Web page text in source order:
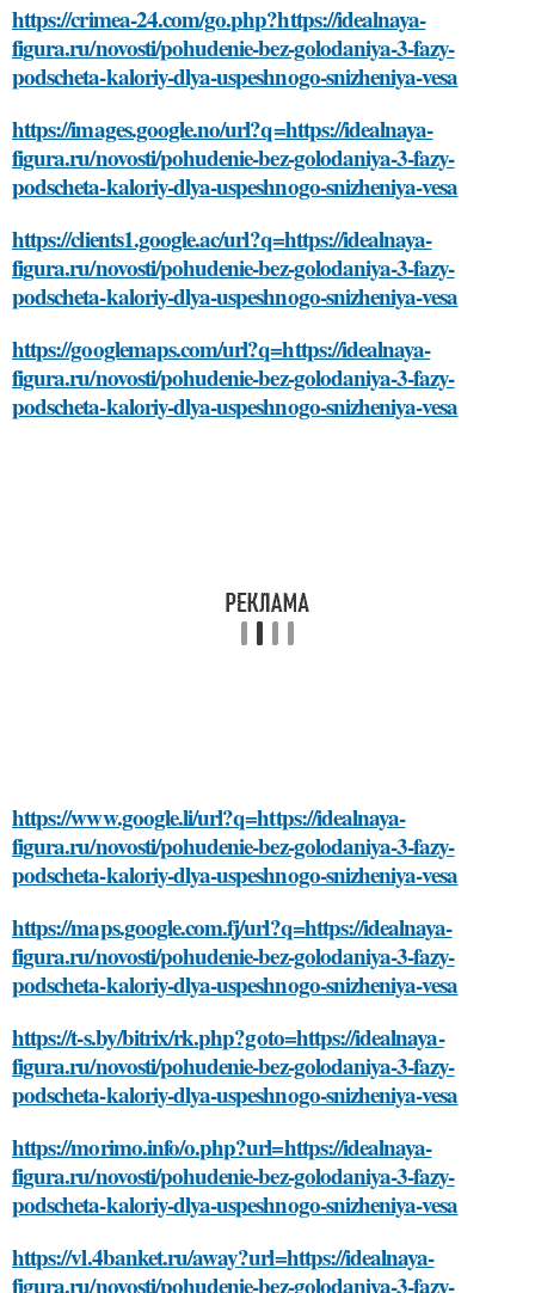
https://crimea-24.com/go.php?https://idealnaya-
figura.ru/novosti/pohudenie-bez-golodaniya-3-fazy-
podscheta-kaloriy-dlya-uspeshnogo-snizheniya-vesa
https://images.google.no/url?q=https://idealnaya-
figura.ru/novosti/pohudenie-bez-golodaniya-3-fazy-
podscheta-kaloriy-dlya-uspeshnogo-snizheniya-vesa
https://clients1.google.ac/url?q=https://idealnaya-
figura.ru/novosti/pohudenie-bez-golodaniya-3-fazy-
podscheta-kaloriy-dlya-uspeshnogo-snizheniya-vesa
https://googlemaps.com/url?q=https://idealnaya-
figura.ru/novosti/pohudenie-bez-golodaniya-3-fazy-
podscheta-kaloriy-dlya-uspeshnogo-snizheniya-vesa
https://www.google.li/url?q=https://idealnaya-
figura.ru/novosti/pohudenie-bez-golodaniya-3-fazy-
podscheta-kaloriy-dlya-uspeshnogo-snizheniya-vesa
https://maps.google.com.fj/url?q=https://idealnaya-
figura.ru/novosti/pohudenie-bez-golodaniya-3-fazy-
podscheta-kaloriy-dlya-uspeshnogo-snizheniya-vesa
https://t-s.by/bitrix/rk.php?goto=https://idealnaya-
figura.ru/novosti/pohudenie-bez-golodaniya-3-fazy-
podscheta-kaloriy-dlya-uspeshnogo-snizheniya-vesa
https://morimo.info/o.php?url=https://idealnaya-
figura.ru/novosti/pohudenie-bez-golodaniya-3-fazy-
podscheta-kaloriy-dlya-uspeshnogo-snizheniya-vesa
https://vl.4banket.ru/away?url=https://idealnaya-
figura.ru/novosti/pohudenie-bez-golodaniya-3-fazy-